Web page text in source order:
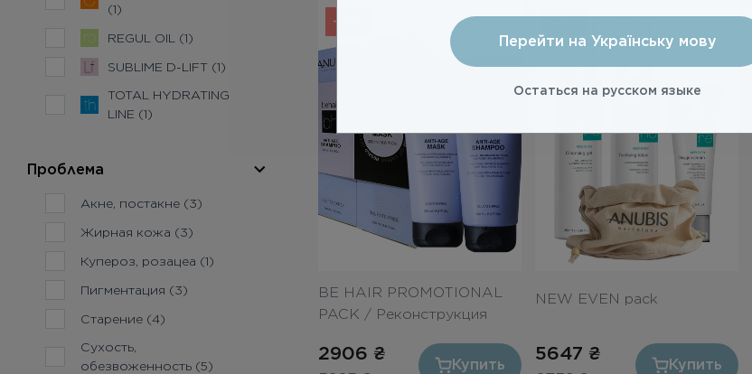
(1)
REGUL OIL (1)
SUBLIME D-LIFT (1)
TOTAL HYDRATING
LINE (1)
Проблема
Акне, постакне (3)
Жирная кожа (3)
Купероз, розацеа (1)
Пигментация (3)
Старение (4)
Сухость,
обезвоженность (5)
-51 %
BE HAIR PROMOTIONAL
PACK / Реконструкция
2906 ₴
Купить
NEW EVEN pack
5647 ₴
Купить
Перейти на Українську мову
Остаться на русском языке